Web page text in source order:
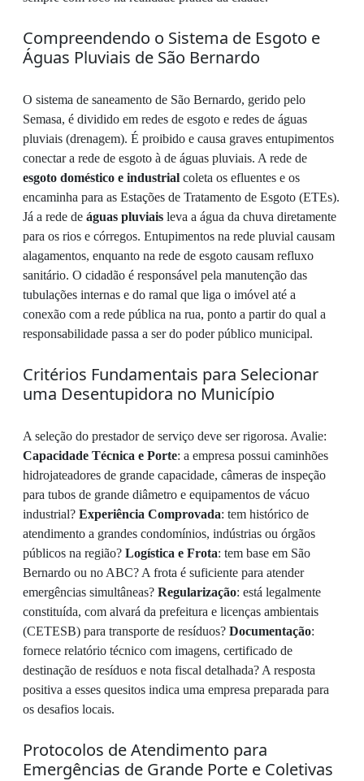
Compreendendo o Sistema de Esgoto e
Águas Pluviais de São Bernardo
O sistema de saneamento de São Bernardo, gerido pelo
Semasa, é dividido em redes de esgoto e redes de águas
pluviais (drenagem). É proibido e causa graves entupimentos
conectar a rede de esgoto à de águas pluviais. A rede de
esgoto doméstico e industrial coleta os efluentes e os
encaminha para as Estações de Tratamento de Esgoto (ETEs).
Já a rede de águas pluviais leva a água da chuva diretamente
para os rios e córregos. Entupimentos na rede pluvial causam
alagamentos, enquanto na rede de esgoto causam refluxo
sanitário. O cidadão é responsável pela manutenção das
tubulações internas e do ramal que liga o imóvel até a
conexão com a rede pública na rua, ponto a partir do qual a
responsabilidade passa a ser do poder público municipal.
Critérios Fundamentais para Selecionar
uma Desentupidora no Município
A seleção do prestador de serviço deve ser rigorosa. Avalie:
Capacidade Técnica e Porte: a empresa possui caminhões
hidrojateadores de grande capacidade, câmeras de inspeção
para tubos de grande diâmetro e equipamentos de vácuo
industrial? Experiência Comprovada: tem histórico de
atendimento a grandes condomínios, indústrias ou órgãos
públicos na região? Logística e Frota: tem base em São
Bernardo ou no ABC? A frota é suficiente para atender
emergências simultâneas? Regularização: está legalmente
constituída, com alvará da prefeitura e licenças ambientais
(CETESB) para transporte de resíduos? Documentação:
fornece relatório técnico com imagens, certificado de
destinação de resíduos e nota fiscal detalhada? A resposta
positiva a esses quesitos indica uma empresa preparada para
os desafios locais.
Protocolos de Atendimento para
Emergências de Grande Porte e Coletivas